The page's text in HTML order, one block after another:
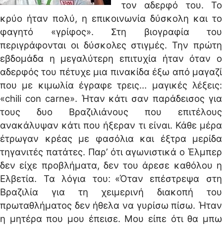
τον αδερφό του. Το
κρύο ήταν πολύ, η επικοινωνία δύσκολη και το
φαγητό «γρίφος». Στη βιογραφία του
περιγράφονται οι δύσκολες στιγμές. Την πρώτη
εβδομάδα η μεγαλύτερη επιτυχία ήταν όταν ο
αδερφός του πέτυχε μια πινακίδα έξω από μαγαζί
που με κιμωλία έγραφε τρεις… μαγικές λέξεις:
«chili con carne». Ήταν κάτι σαν παράδεισος για
τους δυο Βραζιλιάνους που επιτέλους
ανακάλυψαν κάτι που ήξεραν τι είναι. Κάθε μέρα
έτρωγαν κρέας με φασόλια και έξτρα μερίδα
τηγανιτές πατάτες. Παρ’ ότι αγωνιστικά ο Έλμπερ
δεν είχε προβλήματα, δεν του άρεσε καθόλου η
Ελβετία. Τα λόγια του׃ «Όταν επέστρεψα στη
Βραζιλία για τη χειμερινή διακοπή του
πρωταθλήματος δεν ήθελα να γυρίσω πίσω. Ήταν
η μητέρα που μου έπεισε. Μου είπε ότι θα μπω